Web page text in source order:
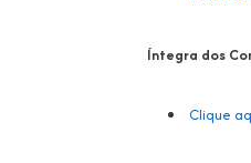
Íntegra dos
Clique